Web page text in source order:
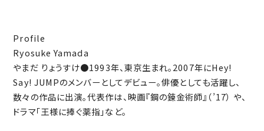
今は仕事が楽しくて仕方がないという山田さん。ミュー
ジックビデオのプロデュースなど、製作のプロセスにも
意欲をかきたてられているそう。「肩書にとらわれずいろ
んなことにトライできる時代。フレンズとしてはもちろ
ん、俳優や歌手としても、自分の意思で、自分にしかでき
Profile
Ryosuke Yamada
やまだ りょうすけ●1993年、東京生まれ。2007年にHey!
Say! JUMPのメンバーとしてデビュー。俳優としても活躍し、
数々の作品に出演。代表作は、映画『鋼の錬金術師』（’17） や、
ドラマ「王様に捧ぐ薬指」など。